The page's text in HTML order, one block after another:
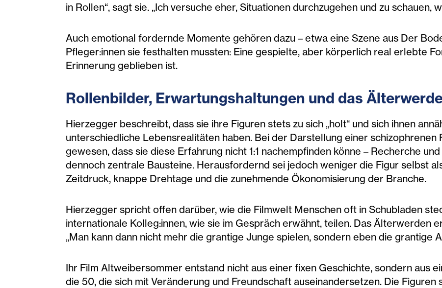
in Rollen“, sagt sie. „Ich versuche eher, Situationen durchzugehen und zu schauen,
Auch emotional fordernde Momente gehören dazu – etwa eine Szene aus Der
Pfleger:innen sie festhalten mussten: Eine gespielte, aber körperlich real erlebte
Erinnerung geblieben ist.
Rollenbilder, Erwartungshaltungen und das
Hierzegger beschreibt, dass sie ihre Figuren stets zu sich „holt“ und sich ihnen
unterschiedliche Lebensrealitäten haben. Bei der Darstellung einer schizophrenen
gewesen, dass sie diese Erfahrung nicht 1:1 nachempfinden könne – Recherche
dennoch zentrale Bausteine. Herausfordernd sei jedoch weniger die Figur selbst
Zeitdruck, knappe Drehtage und die zunehmende Ökonomisierung der Branche.
Hierzegger spricht offen darüber, wie die Filmwelt Menschen oft in Schubladen
internationale Kolleg:innen, wie sie im Gespräch erwähnt, teilen. Das Älterwerden
„Man kann dann nicht mehr die grantige Junge spielen, sondern eben die grantige
Ihr Film Altweibersommer entstand nicht aus einer fixen Geschichte, sondern aus
die 50, die sich mit Veränderung und Freundschaft auseinandersetzen. Die Figuren